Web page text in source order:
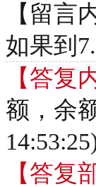
【留言
如果到
【答复
额，余
【答复